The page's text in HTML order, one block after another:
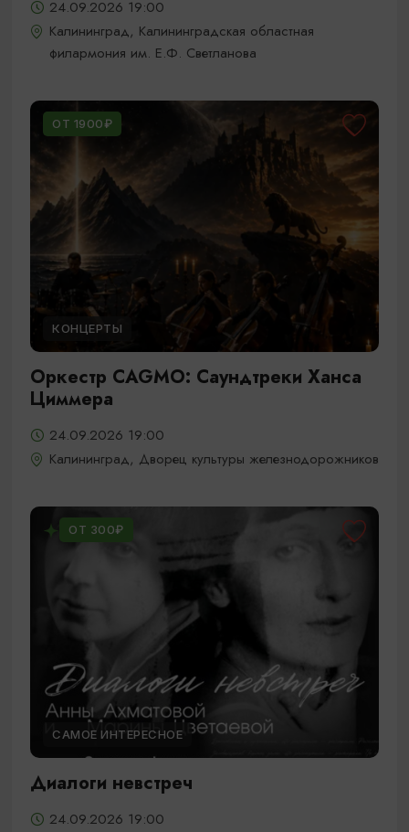
24.09.2026 19:00
Калининград, Калининградская областная
филармония им. Е.Ф. Светланова
ОТ 1900₽
КОНЦЕРТЫ
Оркестр CAGMO: Саундтреки Ханса
Циммера
24.09.2026 19:00
Калининград, Дворец культуры железнодорожников
ОТ 300₽
САМОЕ ИНТЕРЕСНОЕ
Диалоги невстреч
24.09.2026 19:00